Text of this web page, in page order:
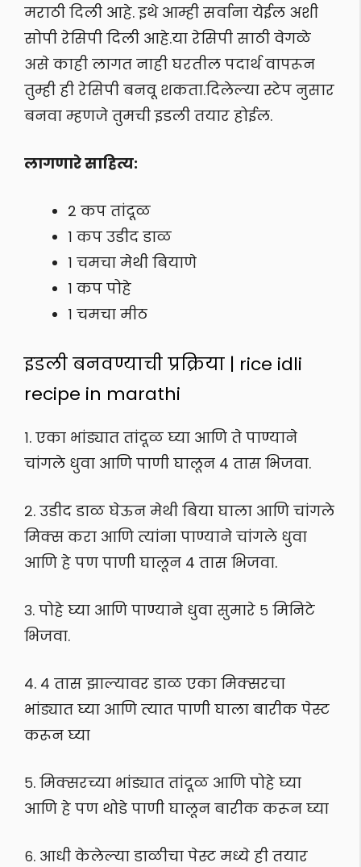
मराठी दिली आहे. इथे आम्ही सर्वाना येईल अशी
सोपी रेसिपी दिली आहे.या रेसिपी साठी वेगळे
असे काही लागत नाही घरतील पदार्थ वापरून
तुम्ही ही रेसिपी बनवू शकता.दिलेल्या स्टेप नुसार
बनवा म्हणजे तुमची इडली तयार होईल.
लागणारे साहित्य:
2 कप तांदूळ
१ कप उडीद डाळ
१ चमचा मेथी बियाणे
१ कप पोहे
१ चमचा मीठ
इडली बनवण्याची प्रक्रिया | rice idli
recipe in marathi
१. एका भांड्यात तांदूळ घ्या आणि ते पाण्याने
चांगले धुवा आणि पाणी घालून 4 तास भिजवा.
२. उडीद डाळ घेऊन मेथी बिया घाला आणि चांगले
मिक्स करा आणि त्यांना पाण्याने चांगले धुवा
आणि हे पण पाणी घालून 4 तास भिजवा.
३. पोहे घ्या आणि पाण्याने धुवा सुमारे ५ मिनिटे
भिजवा.
४. ४ तास झाल्यावर डाळ एका मिक्सरचा
भांड्यात घ्या आणि त्यात पाणी घाला बारीक पेस्ट
करून घ्या
५. मिक्सरच्या भांड्यात तांदूळ आणि पोहे घ्या
आणि हे पण थोडे पाणी घालून बारीक करून घ्या
६. आधी केलेल्या डाळीचा पेस्ट मध्ये ही तयार